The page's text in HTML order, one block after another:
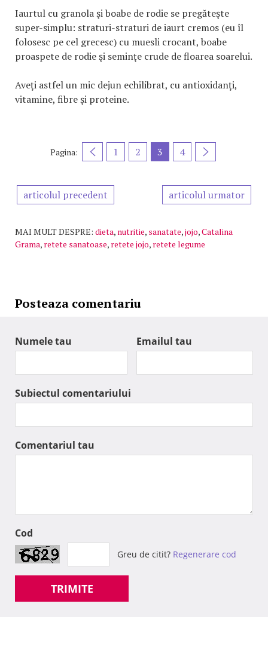
Iaurtul cu granola şi boabe de rodie se pregăteşte
super-simplu: straturi-straturi de iaurt cremos (eu îl
folosesc pe cel grecesc) cu muesli crocant, boabe
proaspete de rodie şi seminţe crude de floarea soarelui.
Aveţi astfel un mic dejun echilibrat, cu antioxidanţi,
vitamine, fibre şi proteine.
Pagina: 1 2 3 4
articolul precedent articolul urmator
MAI MULT DESPRE: dieta, nutritie, sanatate,jojo,Catalina
Grama, retete sanatoase, retete jojo, retete legume
Posteaza comentariu
Numele tau Emailul tau
Subiectul comentariului
Comentariul tau
Cod
Greu de citit? Regenerare cod
TRIMITE